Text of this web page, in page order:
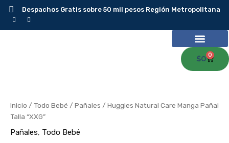
Despachos Gratis sobre 50 mil pesos Región Metropolitana
$0 0
Inicio / Todo Bebé / Pañales / Huggies Natural Care Manga Pañal
Talla “XXG”
Pañales, Todo Bebé
Pañal
Talla
“XXG”
cantidad